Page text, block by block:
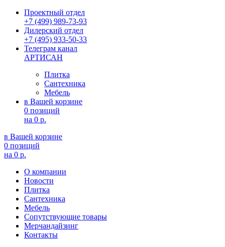
Проектный отдел
+7 (499) 989-73-93
Дилерский отдел
+7 (495) 933-50-33
Телеграм канал
АРТИСАН
Плитка
Сантехника
Мебель
в Вашей корзине
0 позиций
на 0 р.
в Вашей корзине
0 позиций
на 0 р.
О компании
Новости
Плитка
Сантехника
Мебель
Сопутствующие товары
Мерчандайзинг
Контакты